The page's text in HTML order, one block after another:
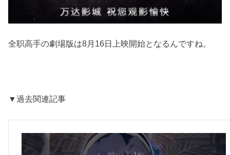
全职高手の劇場版は8月16日上映開始となるんですね。
▼過去関連記事